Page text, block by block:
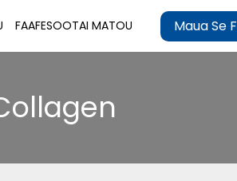
FAAFESOOTAI MATOU Maua Se